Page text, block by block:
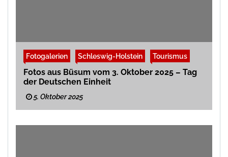
Fotogalerien Schleswig-Holstein Tourismus
Fotos aus Büsum vom 3. Oktober 2025 – Tag
der Deutschen Einheit
5. Oktober 2025